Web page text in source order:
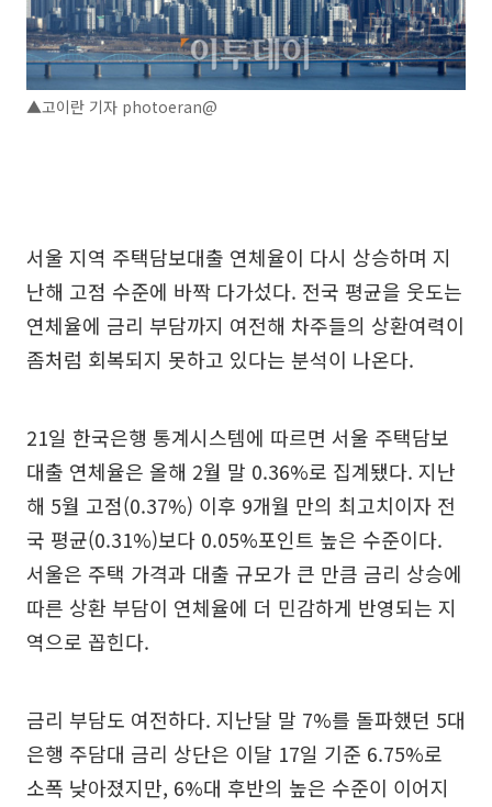
▲고이란 기자 photoeran@
서울 지역 주택담보대출 연체율이 다시 상승하며 지
난해 고점 수준에 바짝 다가섰다. 전국 평균을 웃도는
연체율에 금리 부담까지 여전해 차주들의 상환여력이
좀처럼 회복되지 못하고 있다는 분석이 나온다.
21일 한국은행 통계시스템에 따르면 서울 주택담보
대출 연체율은 올해 2월 말 0.36%로 집계됐다. 지난
해 5월 고점(0.37%) 이후 9개월 만의 최고치이자 전
국 평균(0.31%)보다 0.05%포인트 높은 수준이다.
서울은 주택 가격과 대출 규모가 큰 만큼 금리 상승에
따른 상환 부담이 연체율에 더 민감하게 반영되는 지
역으로 꼽힌다.
금리 부담도 여전하다. 지난달 말 7%를 돌파했던 5대
은행 주담대 금리 상단은 이달 17일 기준 6.75%로
소폭 낮아졌지만, 6%대 후반의 높은 수준이 이어지